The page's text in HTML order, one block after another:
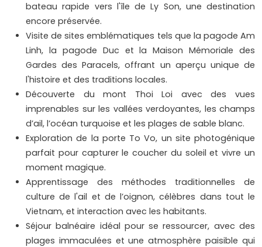
bateau rapide vers l'île de Ly Son, une destination
encore préservée.
Visite de sites emblématiques tels que la pagode Am
Linh, la pagode Duc et la Maison Mémoriale des
Gardes des Paracels, offrant un aperçu unique de
l'histoire et des traditions locales.
Découverte du mont Thoi Loi avec des vues
imprenables sur les vallées verdoyantes, les champs
d’ail, l’océan turquoise et les plages de sable blanc.
Exploration de la porte To Vo, un site photogénique
parfait pour capturer le coucher du soleil et vivre un
moment magique.
Apprentissage des méthodes traditionnelles de
culture de l'ail et de l’oignon, célèbres dans tout le
Vietnam, et interaction avec les habitants.
Séjour balnéaire idéal pour se ressourcer, avec des
plages immaculées et une atmosphère paisible qui